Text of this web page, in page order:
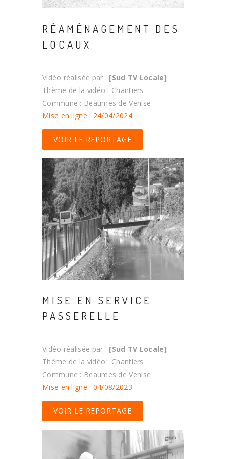
RÉAMÉNAGEMENT DES
LOCAUX
Vidéo réalisée par : [Sud TV Locale]
Thème de la vidéo : Chantiers
Commune : Beaumes de Venise
Mise en ligne : 24/04/2024
VOIR LE REPORTAGE
MISE EN SERVICE
PASSERELLE
Vidéo réalisée par : [Sud TV Locale]
Thème de la vidéo : Chantiers
Commune : Beaumes de Venise
Mise en ligne : 04/08/2023
VOIR LE REPORTAGE